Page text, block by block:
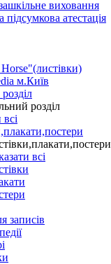
виховання
атестація
м.Київ
розділ
всі
записів